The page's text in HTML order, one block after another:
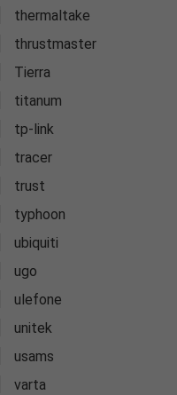
thermaltake
thrustmaster
Tierra
titanum
tp-link
tracer
trust
typhoon
ubiquiti
ugo
ulefone
unitek
usams
varta